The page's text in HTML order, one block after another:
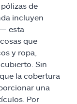
de
incluyen
— esta
que
y ropa,
Sin
la cobertura
una
Por